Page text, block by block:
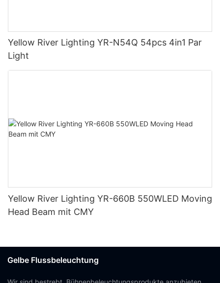
Yellow River Lighting YR-N54Q 54pcs 4in1 Par
Light
Yellow River Lighting YR-660B 550WLED Moving
Head Beam mit CMY
Gelbe Flussbeleuchtung